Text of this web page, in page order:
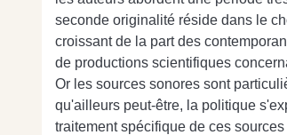
seconde originalité réside dans le
croissant de la part des
de productions scientifiques
Or les sources sonores sont
qu'ailleurs peut-être, la politique
traitement spécifique de ces